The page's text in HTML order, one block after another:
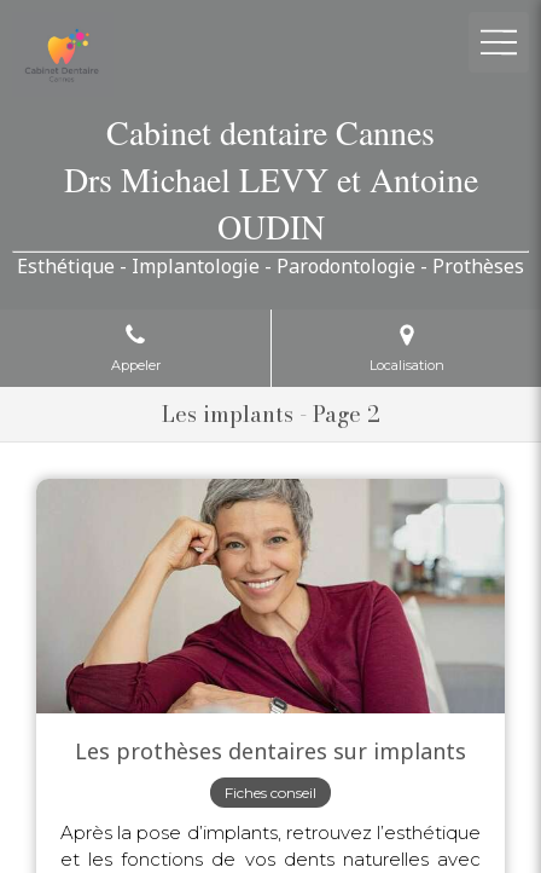
Cabinet dentaire Cannes
Drs Michael LEVY et Antoine
OUDIN
Esthétique - Implantologie - Parodontologie - Prothèses
Appeler Localisation
Les implants - Page 2
Les prothèses dentaires sur implants
Fiches conseil
Après la pose d’implants, retrouvez l’esthétique
et les fonctions de vos dents naturelles avec